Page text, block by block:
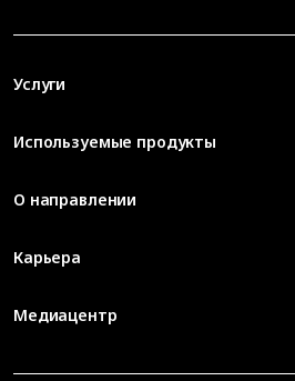
Услуги
Используемые продукты
О направлении
Карьера
Медиацентр